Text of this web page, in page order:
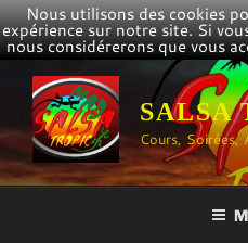
Nous utilisons des cookies
expérience sur notre site. Si
nous considérerons que vous
Aller
contenu
principal
SALSA
Cours, Soirées,